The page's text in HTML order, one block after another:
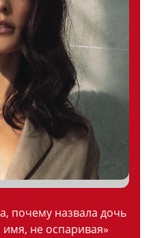
почему назвала дочь
не оспаривая»